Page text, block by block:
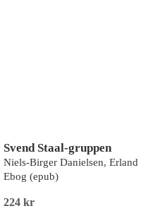
Svend Staal-gruppen
Ebog (epub)
224 kr